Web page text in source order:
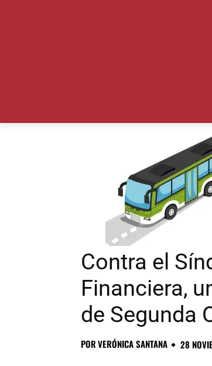
Contra el
Financiera,
de Segunda
PORVERÓNICA SANTANA 28